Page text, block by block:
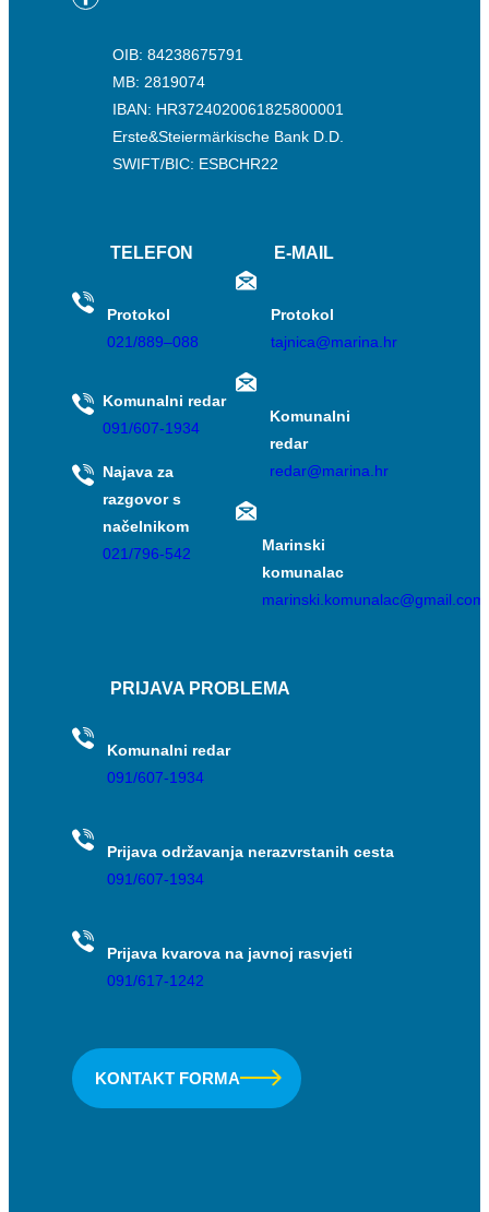
OIB: 84238675791
MB: 2819074
IBAN: HR3724020061825800001
Erste&Steiermärkische Bank D.D.
SWIFT/BIC: ESBCHR22
TELEFON
Protokol
021/889–088
Komunalni redar
091/607-1934
Najava za
razgovor s
načelnikom
021/796-542
E-MAIL
Protokol
tajnica@marina.hr
Komunalni
redar
redar@marina.hr
Marinski
komunalac
marinski.komunalac@gmail.com
PRIJAVA PROBLEMA
Komunalni redar
091/607-1934
Prijava održavanja nerazvrstanih cesta
091/607-1934
Prijava kvarova na javnoj rasvjeti
091/617-1242
KONTAKT FORMA